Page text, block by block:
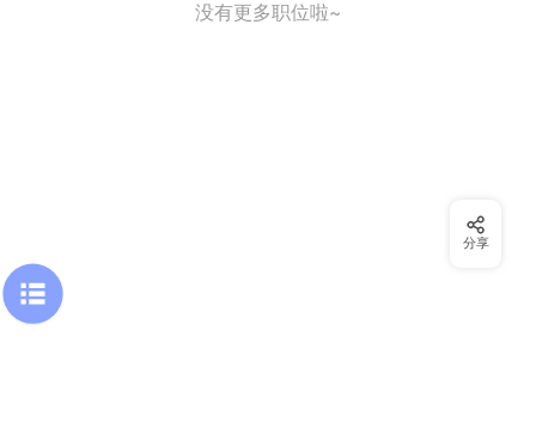
没有更多职位啦~
分享